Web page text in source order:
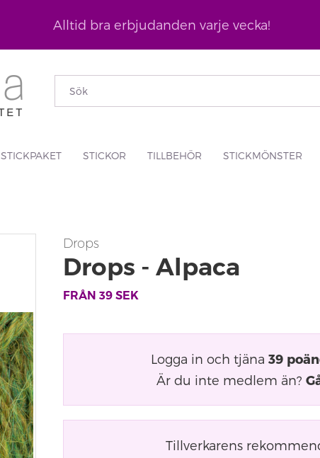
Alltid bra erbjudanden varje vecka!
STICKPAKET STICKOR TILLBEHÖR STICKMÖNSTER
Drops
Drops - Alpaca
FRÅN 39 SEK
Logga in och tjäna39
Är du inte medlem än?
Tillverkarens